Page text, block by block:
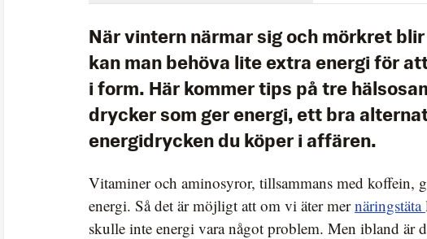
När vintern närmar sig och mörkret
kan man behöva lite extra energi för
i form. Här kommer tips på tre
drycker som ger energi, ett bra
energidrycken du köper i affären.
Vitaminer och aminosyror, tillsammans med koffein,
energi. Så det är möjligt att om vi äter mernäringstäta
skulle inte energi vara något problem. Men ibland är